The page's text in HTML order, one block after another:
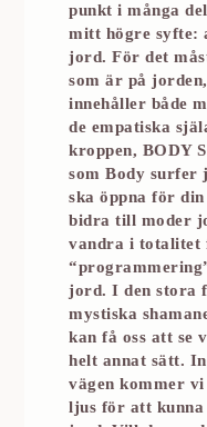
punkt i många
mitt högre syfte:
jord. För det
som är på
innehåller både
de empatiska
kroppen, BODY
som Body surfer
ska öppna för
bidra till moder
vandra i totalitet
jord. I den stora
mystiska
kan få oss att se
helt annat sätt.
vägen kommer
ljus för att